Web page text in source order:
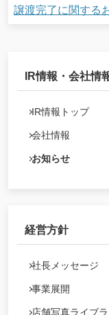
譲渡完了に関する
IR情報・会社情
IR情報トップ
会社情報
お知らせ
経営方針
社長メッセージ
事業展開
店舗写真ライブ